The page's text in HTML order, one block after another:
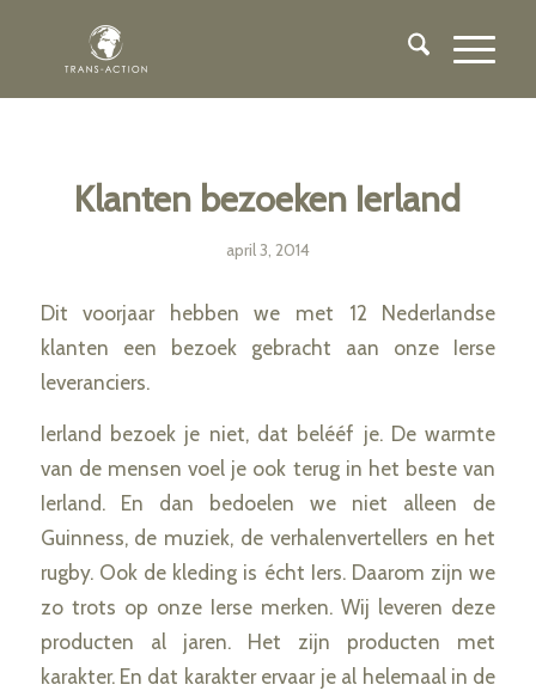
Klanten bezoeken Ierland
april 3, 2014
Dit voorjaar hebben we met 12 Nederlandse
klanten een bezoek gebracht aan onze Ierse
leveranciers.
Ierland bezoek je niet, dat belééf je. De warmte
van de mensen voel je ook terug in het beste van
Ierland. En dan bedoelen we niet alleen de
Guinness, de muziek, de verhalenvertellers en het
rugby. Ook de kleding is écht Iers. Daarom zijn we
zo trots op onze Ierse merken. Wij leveren deze
producten al jaren. Het zijn producten met
karakter. En dat karakter ervaar je al helemaal in de